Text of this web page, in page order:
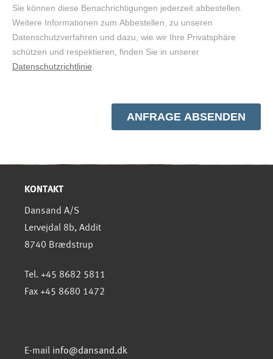
KONTAKT
Dansand A/S
Lervejdal 8b, Addit
8740 Brædstrup
Tel. +45 8682 5811
Fax +45 8680 1472
E-mail info@dansand.dk